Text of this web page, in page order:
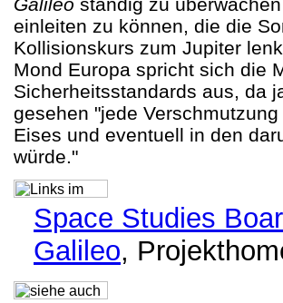
einleiten zu können, die die
Kollisionskurs zum Jupiter
Mond Europa spricht sich die
Sicherheitsstandards aus, da
gesehen "jede
Eises und eventuell in den
würde."
Space Studies
Galileo,